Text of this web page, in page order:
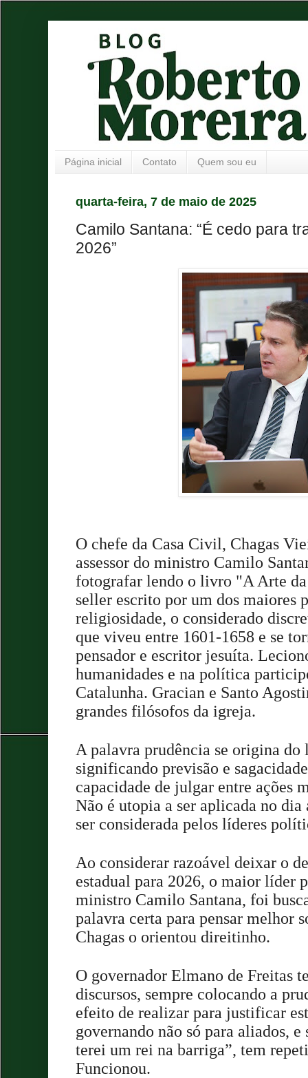
Página inicial Contato Quem sou eu
quarta-feira, 7 de maio de 2025
Camilo Santana: “É cedo para
2026”
O chefe da Casa Civil, Chagas
assessor do ministro Camilo
fotografar lendo o livro "A Arte
seller escrito por um dos maiores
religiosidade, o considerado
que viveu entre 1601-1658 e se
pensador e escritor jesuíta.
humanidades e na política
Catalunha. Gracian e Santo
grandes filósofos da igreja.
A palavra prudência se origina
significando previsão e
capacidade de julgar entre ações
Não é utopia a ser aplicada no dia
ser considerada pelos líderes
Ao considerar razoável deixar o
estadual para 2026, o maior líder
ministro Camilo Santana, foi
palavra certa para pensar melhor
Chagas o orientou direitinho.
O governador Elmano de Freitas
discursos, sempre colocando a
efeito de realizar para justificar
governando não só para aliados,
terei um rei na barriga”, tem
Funcionou.